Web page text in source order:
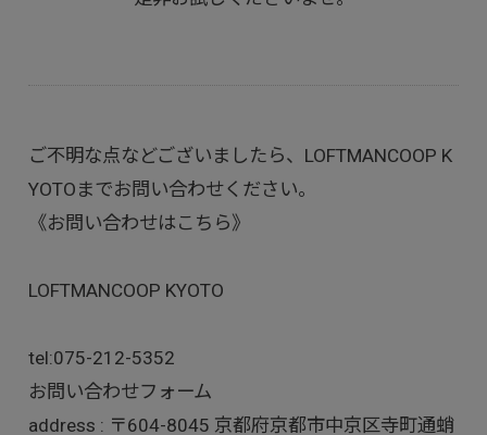
ご不明な点などございましたら、LOFTMANCOOP K
YOTOまでお問い合わせください。
《お問い合わせはこちら》
LOFTMANCOOP KYOTO
tel:075-212-5352
お問い合わせフォーム
address : 〒604-8045 京都府京都市中京区寺町通蛸